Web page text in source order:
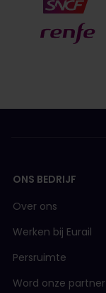
ONS BEDRIJF
Over ons
Werken bij Eurail
Persruimte
Word onze partner